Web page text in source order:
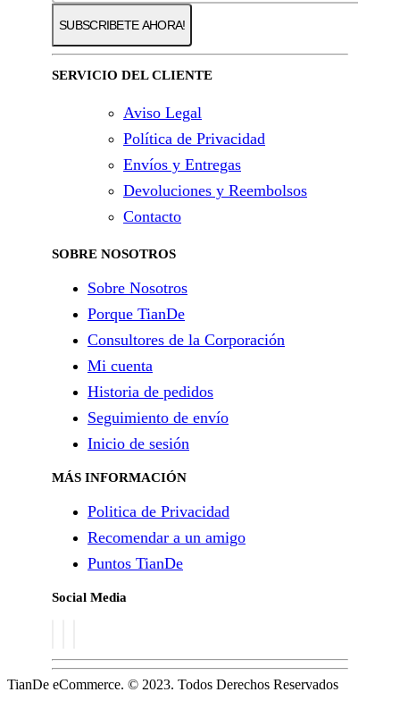
SERVICIO DEL CLIENTE
Aviso Legal
Política de Privacidad
Envíos y Entregas
Devoluciones y Reembolsos
Contacto
SOBRE NOSOTROS
Sobre Nosotros
Porque TianDe
Consultores de la Corporación
Mi cuenta
Historia de pedidos
Seguimiento de envío
Inicio de sesión
MÁS INFORMACIÓN
Politica de Privacidad
Recomendar a un amigo
Puntos TianDe
Social Media
TianDe eCommerce. © 2023. Todos Derechos Reservados